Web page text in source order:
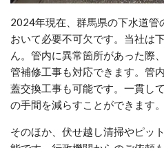
2024年現在、群馬県の下水道管
おいて必要不可欠です。当社は
ん。管内に異常箇所があった際
管補修工事も対応できます。管
蓋交換工事も可能です。一貫し
の手間を減らすことができます。
そのほか、伏せ越し清掃やピッ